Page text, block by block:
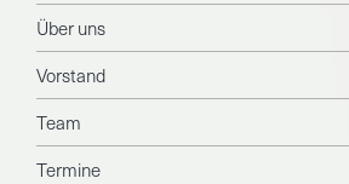
Über uns
Vorstand
Team
Termine